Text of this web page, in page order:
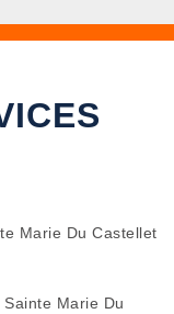
Marie Du Castellet
Marie Du